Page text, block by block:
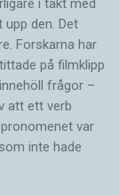
några
och
efter e-
en
helt borta,
for
ld
e
i takt med
den. Det
Forskarna har
på filmklipp
frågor –
att ett verb
var
inte hade